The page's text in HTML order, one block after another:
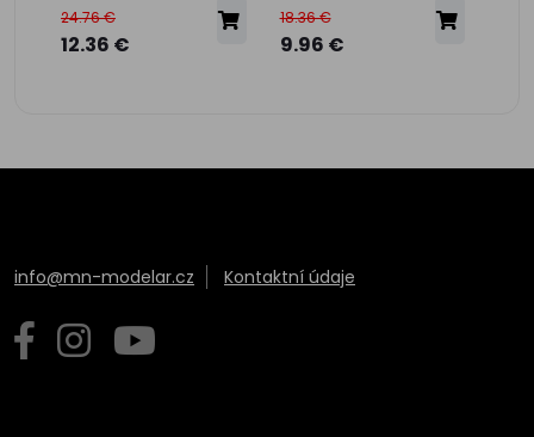
24.76 €
12.36 €
18.36 €
9.96 €
info@mn-modelar.cz Kontaktní údaje